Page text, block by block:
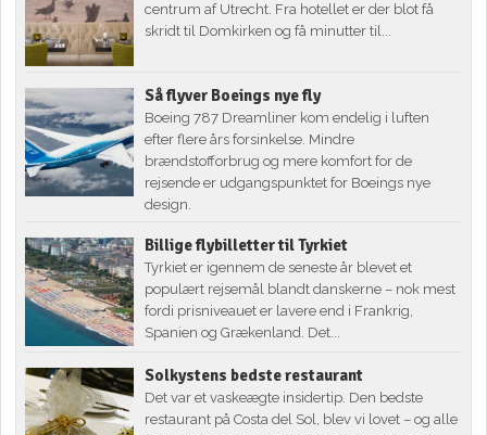
centrum af Utrecht. Fra hotellet er der blot få
skridt til Domkirken og få minutter til...
Så flyver Boeings nye fly
Boeing 787 Dreamliner kom endelig i luften
efter flere års forsinkelse. Mindre
brændstofforbrug og mere komfort for de
rejsende er udgangspunktet for Boeings nye
design.
Billige flybilletter til Tyrkiet
Tyrkiet er igennem de seneste år blevet et
populært rejsemål blandt danskerne – nok mest
fordi prisniveauet er lavere end i Frankrig,
Spanien og Grækenland. Det...
Solkystens bedste restaurant
Det var et vaskeægte insidertip. Den bedste
restaurant på Costa del Sol, blev vi lovet – og alle